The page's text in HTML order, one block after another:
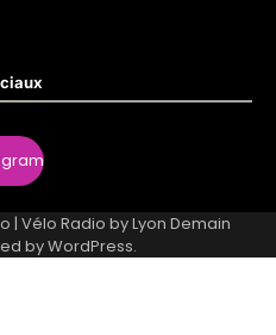
| Vélo Radio byLyon Demain
byWordPress.